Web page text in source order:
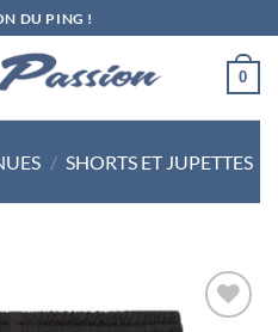
DU PING !
0
/ SHORTS ET JUPETTES